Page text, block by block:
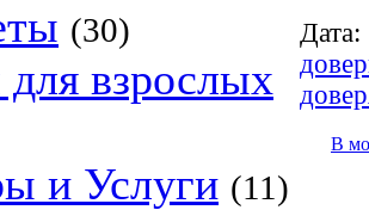
(30)
взрослых
и Услуги (11)
Дата:
В